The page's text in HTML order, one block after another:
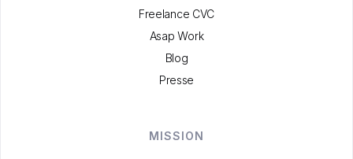
Freelance CVC
Asap Work
Blog
Presse
MISSION